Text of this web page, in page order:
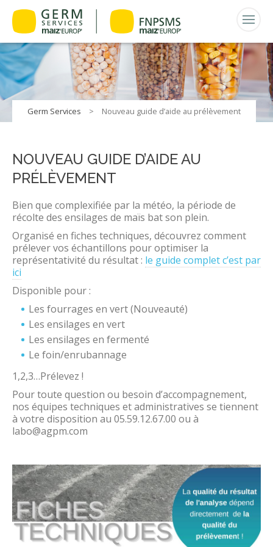
Germ Services > Nouveau guide d’aide au prélèvement
NOUVEAU GUIDE D’AIDE AU
PRÉLÈVEMENT
Bien que complexifiée par la météo, la période de
récolte des ensilages de maïs bat son plein.
Organisé en fiches techniques, découvrez comment
prélever vos échantillons pour optimiser la
représentativité du résultat : le guide complet c’est par
ici
Disponible pour :
Les fourrages en vert (Nouveauté)
Les ensilages en vert
Les ensilages en fermenté
Le foin/enrubannage
1,2,3…Prélevez !
Pour toute question ou besoin d’accompagnement,
nos équipes techniques et administratives se tiennent
à votre disposition au 05.59.12.67.00 ou à
labo@agpm.com